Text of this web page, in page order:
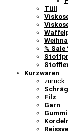
Tüll
% Sale
Kurzwaren
zurück
Filz
Garn